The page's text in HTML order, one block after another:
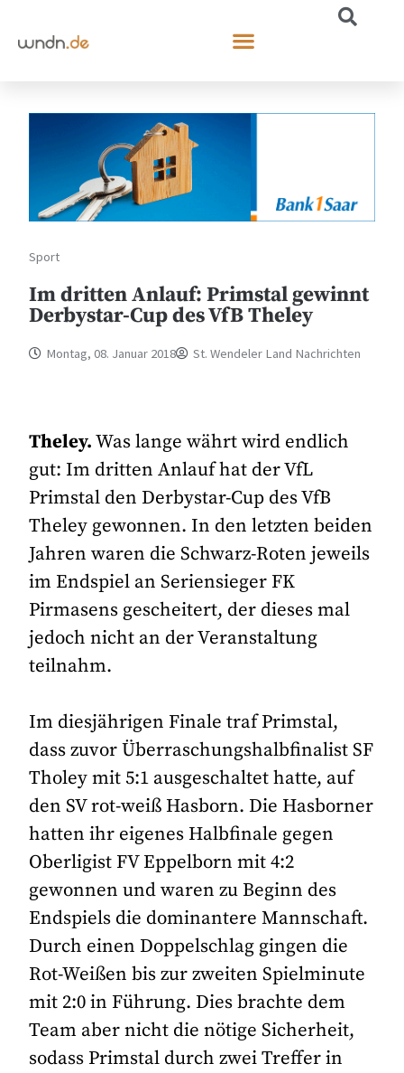
Sport
Im dritten Anlauf: Primstal gewinnt
Derbystar-Cup des VfB Theley
Montag, 08. Januar 2018 St. Wendeler Land Nachrichten
Theley.Was lange währt wird endlich
gut: Im dritten Anlauf hat der VfL
Primstal den Derbystar-Cup des VfB
Theley gewonnen. In den letzten beiden
Jahren waren die Schwarz-Roten jeweils
im Endspiel an Seriensieger FK
Pirmasens gescheitert, der dieses mal
jedoch nicht an der Veranstaltung
teilnahm.
Im diesjährigen Finale traf Primstal,
dass zuvor Überraschungshalbfinalist SF
Tholey mit 5:1 ausgeschaltet hatte, auf
den SV rot-weiß Hasborn. Die Hasborner
hatten ihr eigenes Halbfinale gegen
Oberligist FV Eppelborn mit 4:2
gewonnen und waren zu Beginn des
Endspiels die dominantere Mannschaft.
Durch einen Doppelschlag gingen die
Rot-Weißen bis zur zweiten Spielminute
mit 2:0 in Führung. Dies brachte dem
Team aber nicht die nötige Sicherheit,
sodass Primstal durch zwei Treffer in